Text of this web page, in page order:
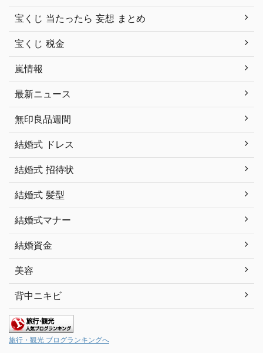
宝くじ 当たったら 妄想 まとめ
宝くじ 税金
嵐情報
最新ニュース
無印良品週間
結婚式 ドレス
結婚式 招待状
結婚式 髪型
結婚式マナー
結婚資金
美容
背中ニキビ
旅行・観光 ブログランキングへ